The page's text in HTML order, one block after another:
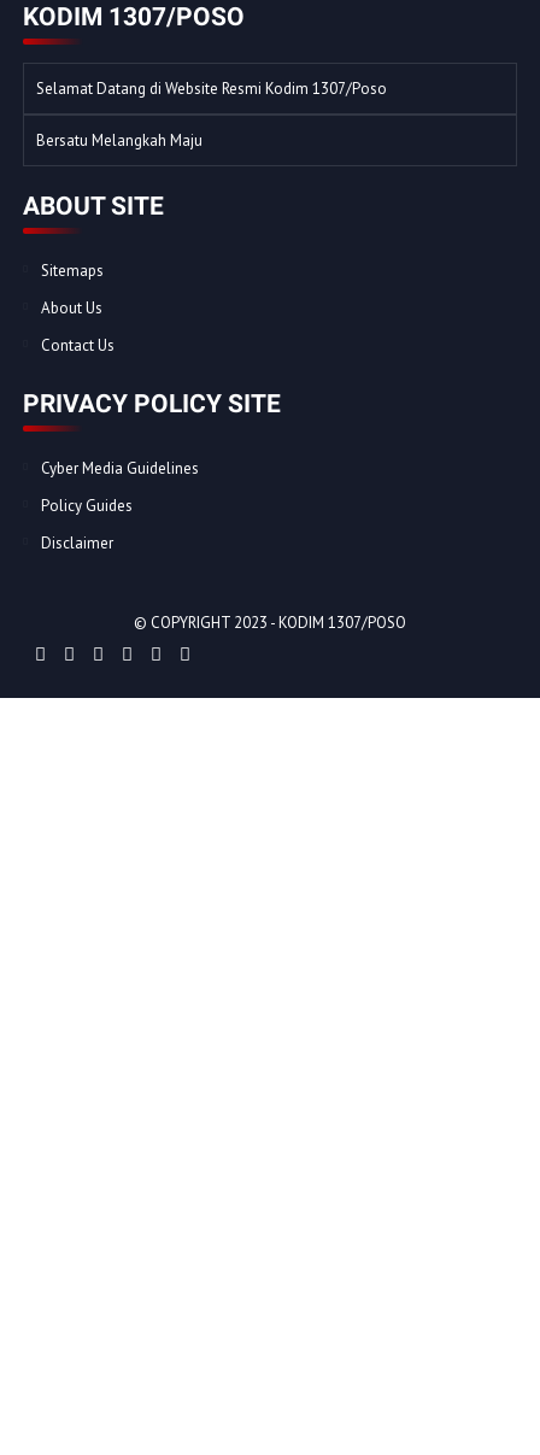
KODIM 1307/POSO
Selamat Datang di Website Resmi Kodim 1307/Poso
Bersatu Melangkah Maju
ABOUT SITE
Sitemaps
About Us
Contact Us
PRIVACY POLICY SITE
Cyber Media Guidelines
Policy Guides
Disclaimer
© COPYRIGHT 2023 -KODIM 1307/POSO